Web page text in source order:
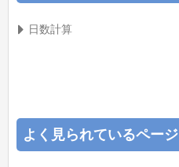
日数計算
よく見られているページ